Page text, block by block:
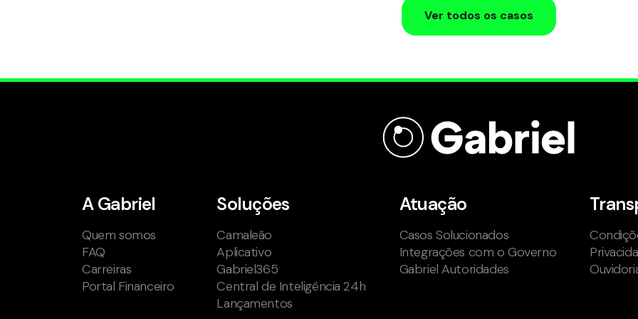
Ver todos os casos
A Gabriel
Quem somos
FAQ
Carreiras
Portal Financeiro
Soluções
Camaleão
Aplicativo
Gabriel365
Central de Inteligência 24h
Lançamentos
Atuação
Casos Solucionados
Integrações com o Governo
Gabriel Autoridades